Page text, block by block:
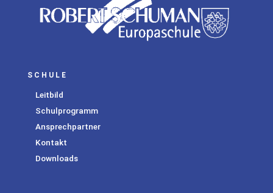
SCHULE
Leitbild
Schulprogramm
Ansprechpartner
Kontakt
Downloads